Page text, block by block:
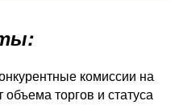
комиссии на
торгов и статуса